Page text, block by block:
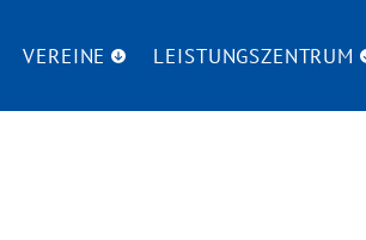
VEREINE LEISTUNGSZENTRUM